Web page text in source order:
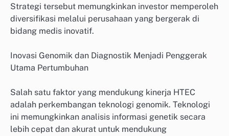
Strategi tersebut memungkinkan investor memperoleh
diversifikasi melalui perusahaan yang bergerak di
bidang medis inovatif.
Inovasi Genomik dan Diagnostik Menjadi Penggerak
Utama Pertumbuhan
Salah satu faktor yang mendukung kinerja HTEC
adalah perkembangan teknologi genomik. Teknologi
ini memungkinkan analisis informasi genetik secara
lebih cepat dan akurat untuk mendukung